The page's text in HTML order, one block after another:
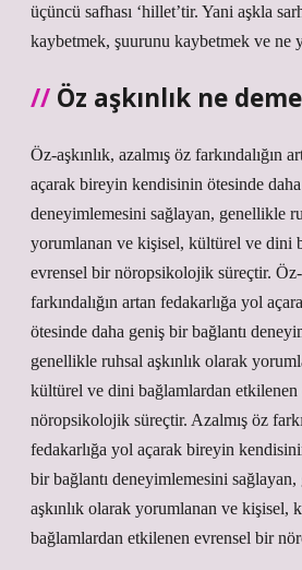
üçüncü safhası ‘hillet’tir. Yani aşkla
kaybetmek, şuurunu kaybetmek ve ne
Öz aşkınlık ne
Öz-aşkınlık, azalmış öz farkındalığın
açarak bireyin kendisinin ötesinde
deneyimlemesini sağlayan, genellikle
yorumlanan ve kişisel, kültürel ve dini
evrensel bir nöropsikolojik süreçtir. Öz-
farkındalığın artan fedakarlığa yol
ötesinde daha geniş bir bağlantı
genellikle ruhsal aşkınlık olarak
kültürel ve dini bağlamlardan etkilenen
nöropsikolojik süreçtir. Azalmış öz
fedakarlığa yol açarak bireyin
bir bağlantı deneyimlemesini
aşkınlık olarak yorumlanan ve kişisel,
bağlamlardan etkilenen evrensel bir